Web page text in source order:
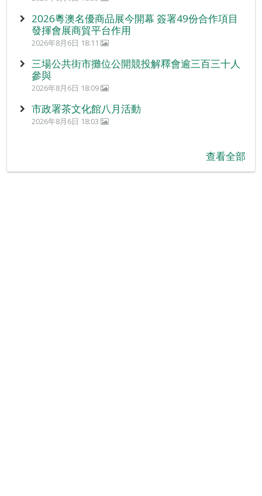
2026粵澳名優商品展今開幕 簽署49份合作項目
發揮會展商貿平台作用
2026年8月6日 18:11
三場公共街市攤位公開競投解釋會逾三百三十人
參與
2026年8月6日 18:09
市政署茶文化館八月活動
2026年8月6日 18:03
查看全部